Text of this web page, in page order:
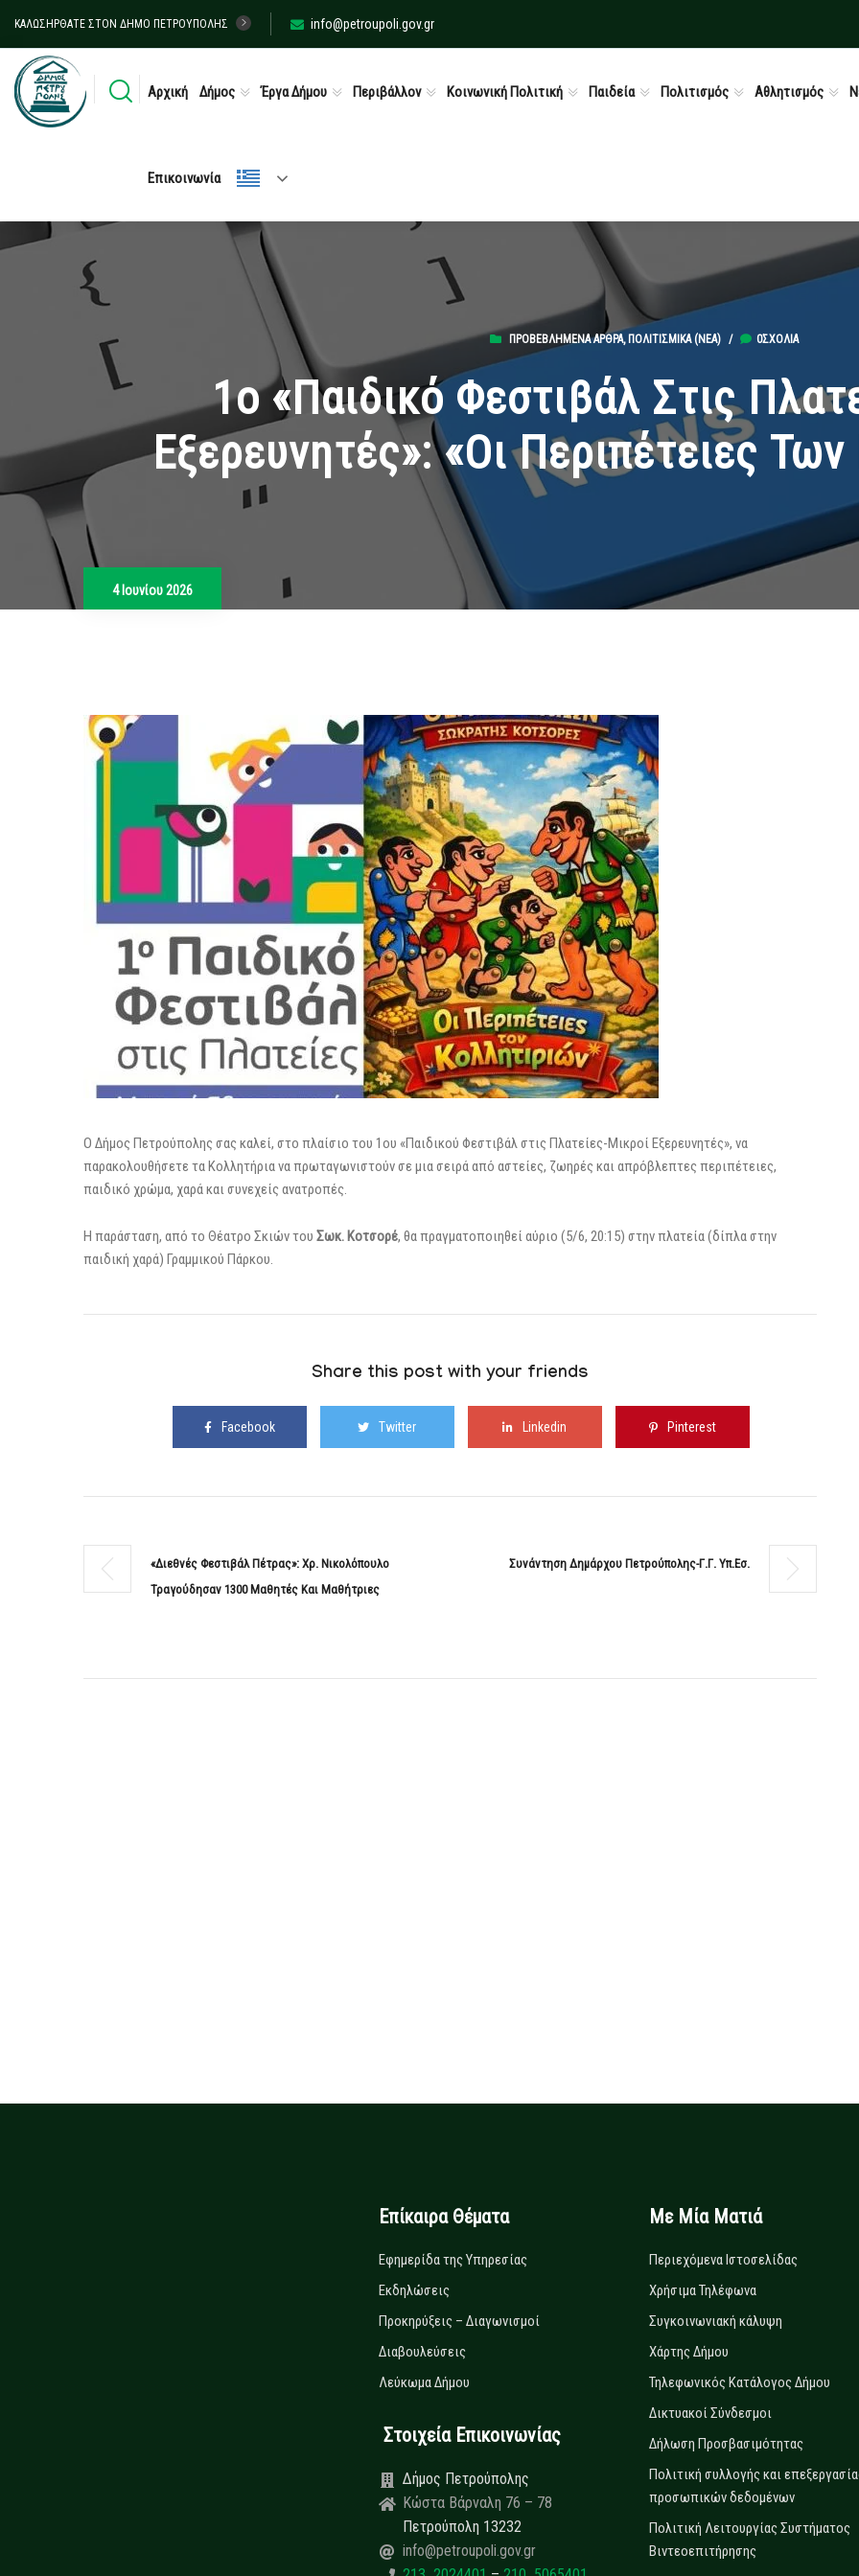
ΚΑΛΩΣΉΡΘΑΤΕ ΣΤΟΝ ΔΉΜΟ ΠΕΤΡΟΎΠΟΛΗΣ info@petroupoli.gov.gr
Αρχική Δήμος Έργα Δήμου Περιβάλλον Κοινωνική Πολιτική Παιδεία Πολιτισμός Αθλητισμός
Επικοινωνία
ΠΡΟΒΕΒΛΗΜΈΝΑ ΆΡΘΡΑ, ΠΟΛΙΤΙΣΜΙΚΆ (ΝΕΑ) / 0ΣΧΌΛΙΑ
1ο «Παιδικό Φεστιβάλ Στις
Εξερευνητές»: «Οι Περιπέτειες
4 Ιουνίου 2026
Ο Δήμος Πετρούπολης σας καλεί, στο πλαίσιο του 1ου «Παιδικού Φεστιβάλ στις Πλατείες-Μικροί Εξερευνητές», να
παρακολουθήσετε τα Κολλητήρια να πρωταγωνιστούν σε μια σειρά από αστείες, ζωηρές και απρόβλεπτες περιπέτειες,
παιδικό χρώμα, χαρά και συνεχείς ανατροπές.
Η παράσταση, από το Θέατρο Σκιών του Σωκ. Κοτσορέ, θα πραγματοποιηθεί αύριο (5/6, 20:15) στην πλατεία (δίπλα στην
παιδική χαρά) Γραμμικού Πάρκου.
Share this post with your friends
Facebook Twitter Linkedin Pinterest
«Διεθνές Φεστιβάλ Πέτρας»: Χρ. Νικολόπουλο
Τραγούδησαν 1300 Μαθητές Και Μαθήτριες
Συνάντηση Δημάρχου Πετρούπολης-Γ.Γ. Υπ.Εσ.
Επίκαιρα Θέματα
Εφημερίδα της Υπηρεσίας
Εκδηλώσεις
Προκηρύξεις – Διαγωνισμοί
Διαβουλεύσεις
Λεύκωμα Δήμου
Στοιχεία Επικοινωνίας
Δήμος Πετρούπολης
Κώστα Βάρναλη 76 – 78
Πετρούπολη 13232
info@petroupoli.gov.gr
Με Μία Ματιά
Περιεχόμενα Ιστοσελίδας
Χρήσιμα Τηλέφωνα
Συγκοινωνιακή κάλυψη
Χάρτης Δήμου
Τηλεφωνικός Κατάλογος Δήμου
Δικτυακοί Σύνδεσμοι
Δήλωση Προσβασιμότητας
Πολιτική συλλογής και
προσωπικών δεδομένων
Πολιτική Λειτουργίας Συστήματος
Βιντεοεπιτήρησης